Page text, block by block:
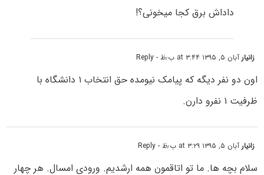
داداش برق کجا میخونی؟!
زانیارآبان ۵, ۱۳۹۵ at ۳:۴۴ ب٫ظ - Reply
اون دو نفر دیگه که پیامک نیومده حق انتخاب ۱ دانشگاه با
ظرفیت ۱ نفرو دارن.
زانیارآبان ۵, ۱۳۹۵ at ۳:۲۹ ب٫ظ - Reply
سلام بچه ها. ما تو اتاقمون همه ارشدیم. ورودی امسال. هر چهار